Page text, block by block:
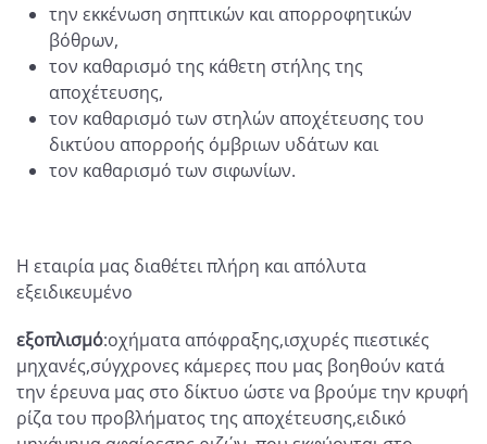
την εκκένωση σηπτικών και απορροφητικών
βόθρων,
τον καθαρισμό της κάθετη στήλης της
αποχέτευσης,
τον καθαρισμό των στηλών αποχέτευσης του
δικτύου απορροής όμβριων υδάτων και
τον καθαρισμό των σιφωνίων.
Η εταιρία μας διαθέτει πλήρη και απόλυτα
εξειδικευμένο
εξοπλισμό:οχήματα απόφραξης,ισχυρές πιεστικές
μηχανές,σύγχρονες κάμερες που μας βοηθούν κατά
την έρευνα μας στο δίκτυο ώστε να βρούμε την κρυφή
ρίζα του προβλήματος της αποχέτευσης,ειδικό